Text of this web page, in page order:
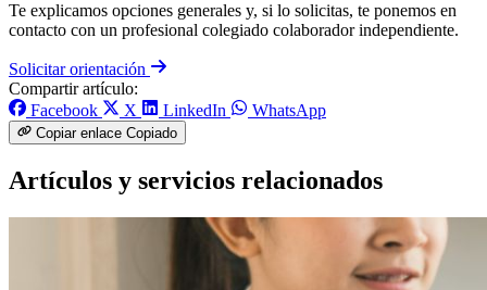
Te explicamos opciones generales y, si lo solicitas, te ponemos en
contacto con un profesional colegiado colaborador independiente.
Solicitar orientación
Compartir artículo:
Facebook
X LinkedIn WhatsApp
Copiar enlace Copiado
Artículos y servicios relacionados